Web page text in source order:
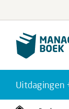
Uitdagingen